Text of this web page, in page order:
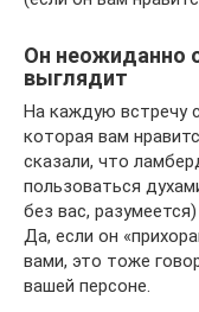
Он неожиданно
выглядит
На каждую встречу
которая вам
сказали, что
пользоваться
без вас,
Да, если он
вами, это тоже
вашей персоне.